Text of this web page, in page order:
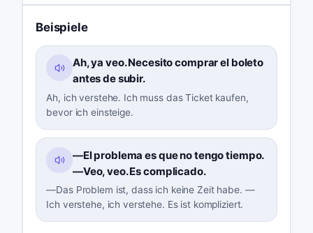
Beispiele
Ah, ya veo. Necesito comprar el boleto
antes de subir.
Ah, ich verstehe. Ich muss das Ticket kaufen,
bevor ich einsteige.
—El problema es que no tengo tiempo.
—Veo, veo. Es complicado.
—Das Problem ist, dass ich keine Zeit habe. —
Ich verstehe, ich verstehe. Es ist kompliziert.